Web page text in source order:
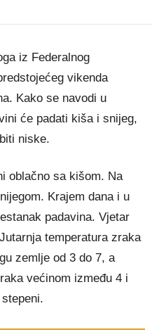
iz Federalnog
vikenda
Kako se navodi u
će padati kiša i snijeg,
niske.
oblačno sa kišom. Na
Krajem dana i u
padavina. Vjetar
temperatura zraka
zemlje od 3 do 7, a
većinom između 4 i